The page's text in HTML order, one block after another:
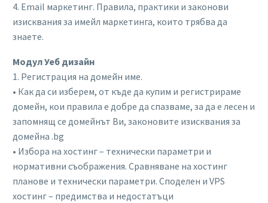
4. Email маркетинг. Правила, практики и законови
изисквания за имейл маркетинга, които трябва да
знаете.
Модул Уеб дизайн
1. Регистрация на домейн име.
• Как да си изберем, от къде да купим и регистрираме
домейн, кои правила е добре да спазваме, за да е лесен и
запомнящ се домейнът Ви, законовите изисквания за
домейна .bg
• Избора на хостинг – технически параметри и
нормативни съображения. Сравняване на хостинг
планове и технически параметри. Споделен и VPS
хостинг – предимства и недостатъци